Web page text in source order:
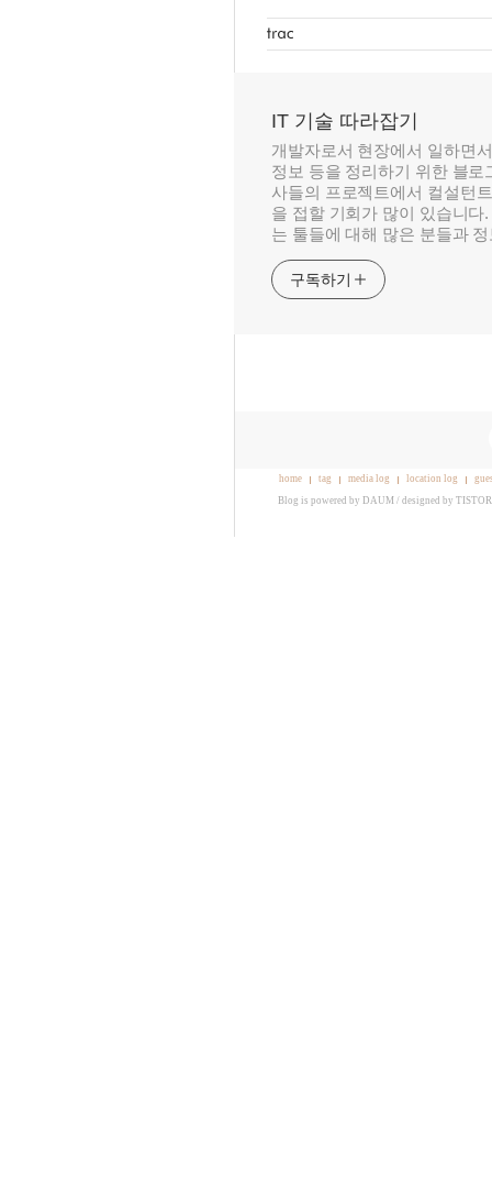
IT 기술 따라잡기
개발자로서 현장에서 일하면
정보 등을 정리하기 위한 블
사들의 프로젝트에서 컬설턴
을 접할 기회가 많이 있습니
는 툴들에 대해 많은 분들과
구독하기
home tag media log location log
Blog is powered by DAUM / designed by